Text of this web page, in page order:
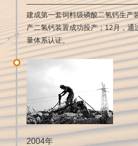
建成第一套饲料级磷酸二氢钙生产
产二氢钙装置成功投产；12月，
量体系认证。
2004年